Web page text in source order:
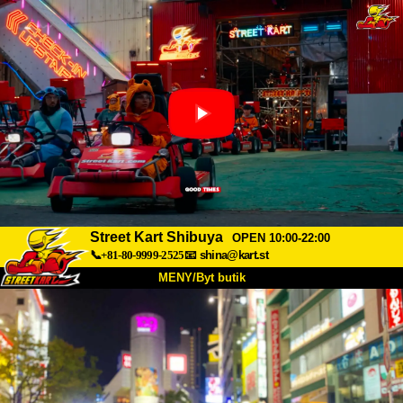
Street Kart Shibuya
OPEN 10:00-22:00
📞+81-80-9999-2525📧 shina@kart.st
MENY/Byt butik
HEM
Om oss Specifikationer Pris
Hitta hit Röster FAQ